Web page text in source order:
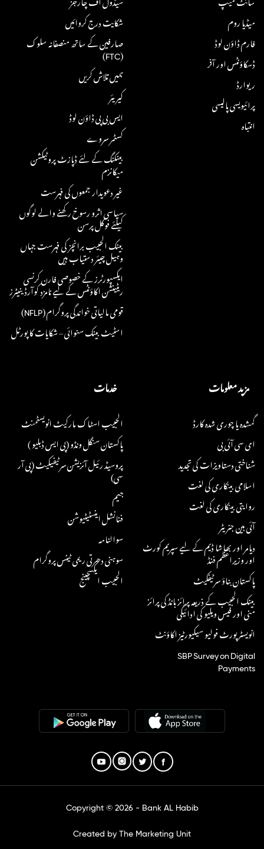
میڈیا روم
فارم ڈاؤن لوڈ
ڈسکاؤنٹس اور آفر
ریوارڈ
پرائیویسی پالیسی
انتباہ
شکایت درج کروائیں
صارفین کے ساتھ منصفانہ سلوک
(FTC)
ہمیں تلاش کریں
کیریئر
ایس بی پی ڈاؤن لوڈ
کسٹمر سروے
بینکنگ کے لئے ڈپازٹ پروٹیکشن
میکانزم
غیر دعویدار جمعوں کی فہرست
سیاسی اثرو رسوخ رکھنے والے لوگوں
کیلئے فوکل پرسن
بینک الحبیب برانچز کی فہرست جہاں
وہیل چیئر دستیاب ہیں
ایکسپورٹرز کے خصوصی فارن کرنسی
ریٹینشن اکاؤنٹس کے لیے نامزد کوآرڈینیٹرز
قومی مالیاتی خواندگی پروگرام (NFLP)
اسٹیٹ بینک سنوائی – شکایات کا پورٹل
مزید معلومات
گمشدہ یا چوری شدہ کارڈ
ای سی آئی بی
شناختی دستاویزات کی تجدید
اسلامی بینکاری کی لغت
روایتی بینکاری کی لغت
آئی بین جنریٹر
دیامر اور بھاشا ڈیم کے لیے سپریم کورٹ
اور وزیراعظم فنڈ
پاکستان بناؤ سرٹیفکیٹ
بینک الحبیب کے ذریعہ پرائز بانڈ کی پرائز
منی اور فیس ویلیو کی ادائیگی
انویسٹر پورٹ فولیو سیکیورٹیز اکاؤنٹ
SBP Survey on Digital
Payments
خدمات
الحبیب اسٹاک مارکیٹ انویسٹمنٹ
پاکستان سنگل ونڈو (پی ایس ڈبلیو )
پروسیڈ رئیل آئزیشن سرٹیفیکیٹ (پی آر
سی)
جیم
فنانشل اینسٹیٹیوشن
سوالنامہ
سوہنی دھرتی ریمی ٹینس پروگرام
الحبیب ایکسچینج
Copyright © 2026 - Bank AL Habib
Created by The Marketing Unit